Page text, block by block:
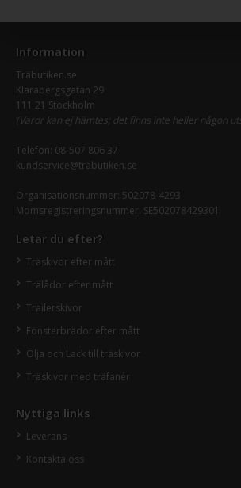
Information
Träbutiken.se
Klarabergsgatan 29
111 21 Stockholm
(Varor kan ej hämtes; det finns inte heller någon
Telefon: 08-507 806 37
kundservice@trabutiken.se
Organisationsnummer: 502078-4293
Momsregistreringsnummer: SE502078429301
Letar du efter?
Träskivor efter mått
Trälådor efter mått
Trailerskivor
Fönsterbrädor efter mått
Olja och Lack till träskivor
Träskivor med träfanér
Nyttiga links
Leverans
Kontakta oss